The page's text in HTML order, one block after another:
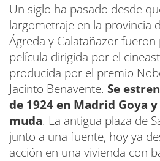
Un siglo ha pasado desde
largometraje en la provincia
Ágreda y Calatañazor
película dirigida por el
producida por el premio
Jacinto Benavente. Se
de 1924 en Madrid Goya
muda. La antigua plaza de
junto a una fuente, hoy ya
acción en una vivienda con